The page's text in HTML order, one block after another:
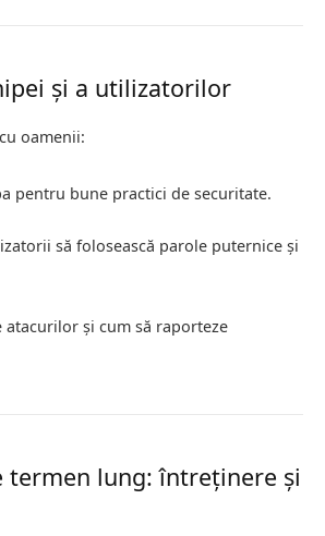
și a utilizatorilor
oamenii:
pentru bune practici de securitate.
să folosească parole puternice și
atacurilor și cum să raporteze
termen lung: întreținere și